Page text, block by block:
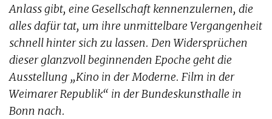
Anlass gibt, eine Gesellschaft kennenzulernen, die
alles dafür tat, um ihre unmittelbare Vergangenheit
schnell hinter sich zu lassen. Den Widersprüchen
dieser glanzvoll beginnenden Epoche geht die
Ausstellung „Kino in der Moderne. Film in der
Weimarer Republik“ in der Bundeskunsthalle in
Bonn nach.